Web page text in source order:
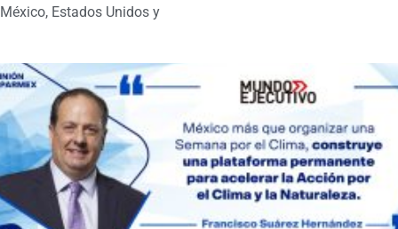
México, Estados Unidos y